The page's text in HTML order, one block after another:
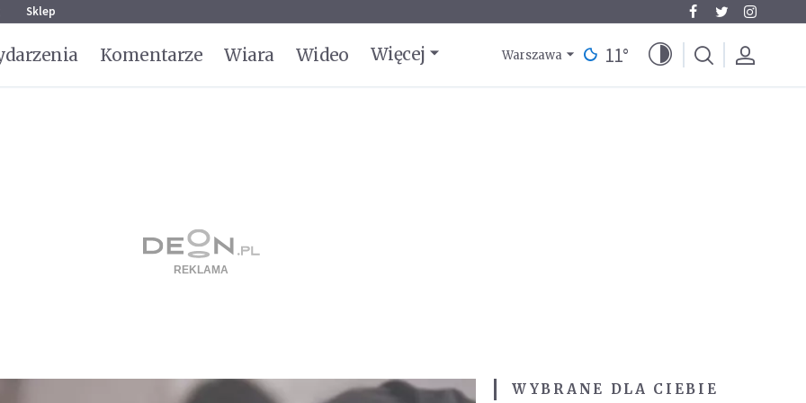
Sklep
Komentarze Wiara Wideo Więcej Warszawa 11°
WYBRANE DLA CIEBIE